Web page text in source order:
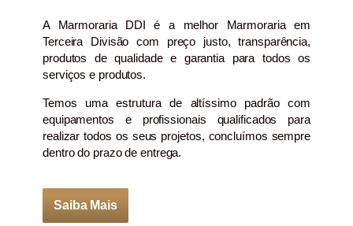
A Marmoraria DDI é a melhor Marmoraria em
Terceira Divisão com preço justo, transparência,
produtos de qualidade e garantia para todos os
serviços e produtos.
Temos uma estrutura de altíssimo padrão com
equipamentos e profissionais qualificados para
realizar todos os seus projetos, concluímos sempre
dentro do prazo de entrega.
Saiba Mais